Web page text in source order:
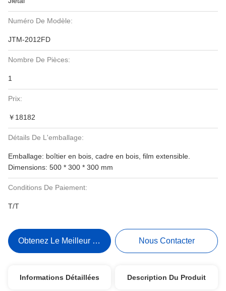
Numéro De Modèle:
JTM-2012FD
Nombre De Pièces:
1
Prix:
￥18182
Détails De L'emballage:
Emballage: boîtier en bois, cadre en bois, film extensible.
Dimensions: 500 * 300 * 300 mm
Conditions De Paiement:
T/T
Obtenez Le Meilleur Prix Nous Contacter
Informations Détaillées Description Du Produit